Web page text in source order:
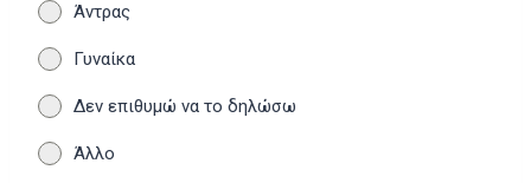
Άντρας
Γυναίκα
Δεν επιθυμώ να το δηλώσω
Άλλο